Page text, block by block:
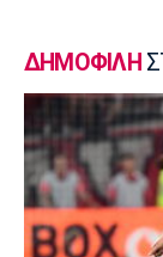
Ήττα της
Χάντμπολ
επίπεδο»
08:35
Conference
ΔΗΜΟΦΙΛΗ